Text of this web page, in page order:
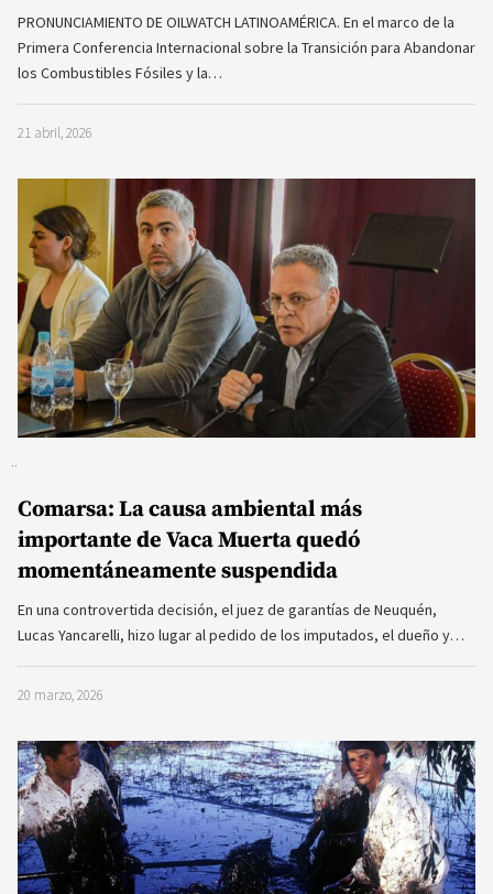
PRONUNCIAMIENTO DE OILWATCH LATINOAMÉRICA. En el marco de la
Primera Conferencia Internacional sobre la Transición para Abandonar
los Combustibles Fósiles y la…
21 abril, 2026
Comarsa: La causa ambiental más
importante de Vaca Muerta quedó
momentáneamente suspendida
En una controvertida decisión, el juez de garantías de Neuquén,
Lucas Yancarelli, hizo lugar al pedido de los imputados, el dueño y…
20 marzo, 2026